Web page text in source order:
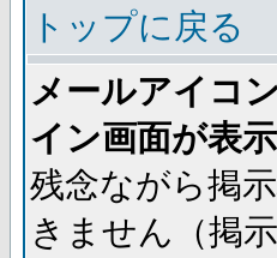
トップに戻る
メールアイコ
イン画面が表
残念ながら掲
きません（掲